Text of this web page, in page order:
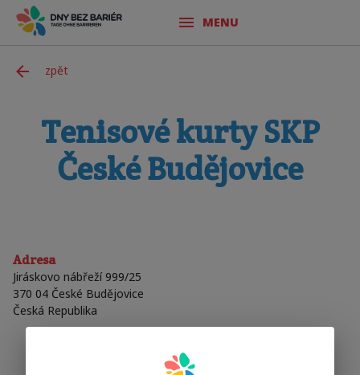
MENU
zpět
Tenisové kurty SKP
České Budějovice
Adresa
Jiráskovo nábřeží 999/25
370 04 České Budějovice
Česká Republika